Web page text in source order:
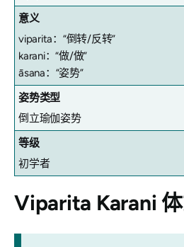
意义
viparita：“倒转/反转”
karani：“做/做”
āsana：“姿势”
姿势类型
倒立瑜伽姿势
等级
初学者
Viparita Karani